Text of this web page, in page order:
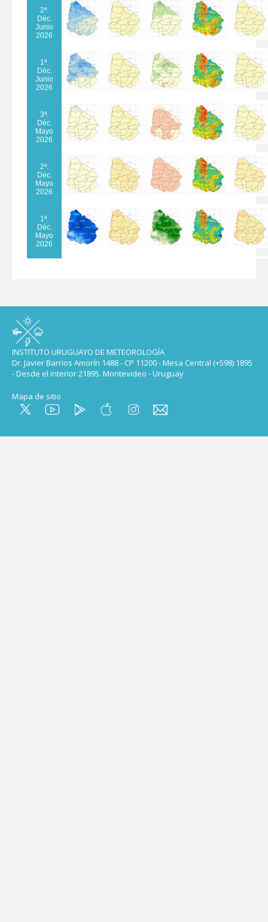
2ª.
Déc.
Junio
2026
1ª.
Déc.
Junio
2026
3ª.
Déc.
Mayo
2026
2ª.
Déc.
Mayo
2026
1ª.
Déc.
Mayo
2026
INSTITUTO URUGUAYO DE METEOROLOGÍA
Dr. Javier Barrios Amorín 1488 - CP 11200 - Mesa Central (+598) 1895
- Desde el interior 21895. Montevideo - Uruguay
Mapa de sitio